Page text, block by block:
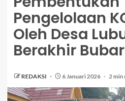
Pengelolaan
Oleh Desa
Berakhir Bubar
REDAKSI 6 Januari 2026 2 min